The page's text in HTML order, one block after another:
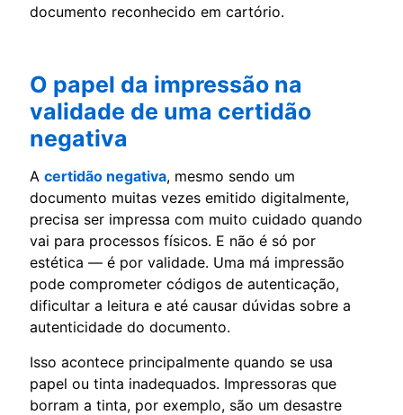
documento reconhecido em cartório.
O papel da impressão na
validade de uma certidão
negativa
A certidão negativa, mesmo sendo um
documento muitas vezes emitido digitalmente,
precisa ser impressa com muito cuidado quando
vai para processos físicos. E não é só por
estética — é por validade. Uma má impressão
pode comprometer códigos de autenticação,
dificultar a leitura e até causar dúvidas sobre a
autenticidade do documento.
Isso acontece principalmente quando se usa
papel ou tinta inadequados. Impressoras que
borram a tinta, por exemplo, são um desastre